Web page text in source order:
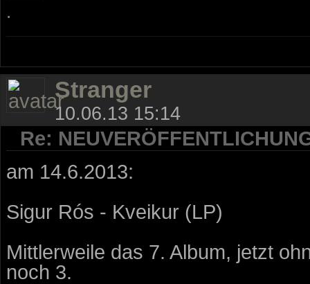
.
Stranger
10.06.13 15:14
Re:
am 14.6.2013:
Sigur Rós - Kveikur (LP)
Mittlerweile das 7. Album, jetzt
noch 3.